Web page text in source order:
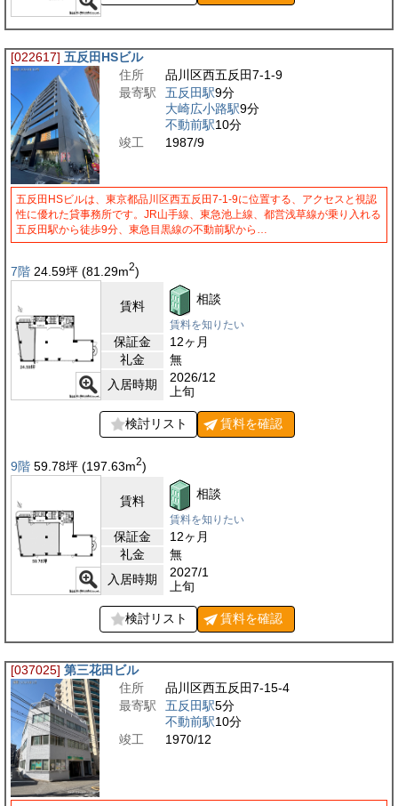
[022617] 五反田HSビル
住所
品川区西五反田7-1-9
最寄駅
五反田駅9分
大崎広小路駅9分
不動前駅10分
竣工
1987/9
五反田HSビルは、東京都品川区西五反田7-1-9に位置する、アクセスと視認
性に優れた貸事務所です。JR山手線、東急池上線、都営浅草線が乗り入れる
五反田駅から徒歩9分、東急目黒線の不動前駅から…
7階 24.59坪 (81.29m2)
賃料 相談
賃料を知りたい
保証金
12ヶ月
礼金
無
入居時期
2026/12
上旬
検討リスト 賃料を確認
9階 59.78坪 (197.63m2)
賃料 相談
賃料を知りたい
保証金
12ヶ月
礼金
無
入居時期
2027/1
上旬
検討リスト 賃料を確認
[037025] 第三花田ビル
住所
品川区西五反田7-15-4
最寄駅
五反田駅5分
不動前駅10分
竣工
1970/12